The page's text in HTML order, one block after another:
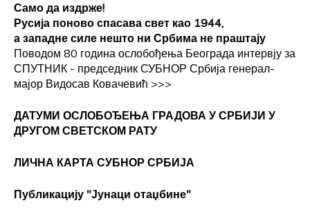
Само да издрже!
Русија поново спасава свет као 1944,
а западне силе нешто ни Србима не праштају
Поводом 80 година ослобођења Београда интервју за
СПУТНИК - председник СУБНОР Србија генерал-
мајор Видосав Ковачевић >>>
ДАТУМИ ОСЛОБОЂЕЊА ГРАДОВА У СРБИЈИ У
ДРУГОМ СВЕТСКОМ РАТУ
ЛИЧНА КАРТА СУБНОР СРБИЈА
Публикацију "Јунаци отаџбине"